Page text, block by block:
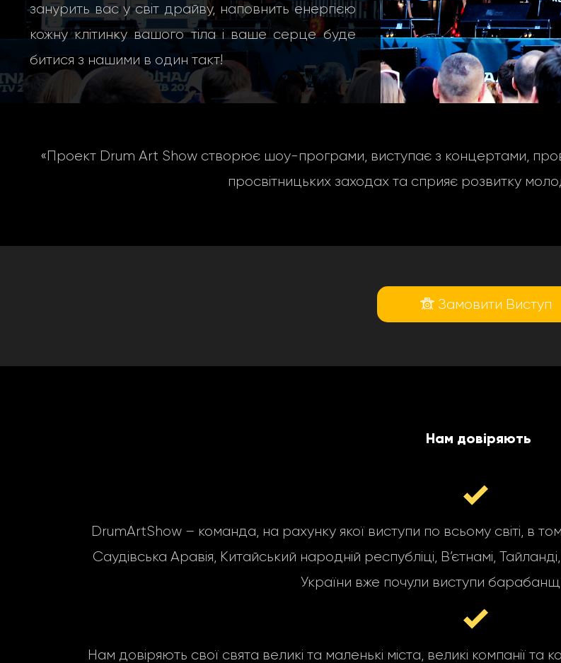
занурить вас у світ драйву, наповнить енергією
кожну клітинку вашого тіла і ваше серце буде
битися з нашими в один такт!
«Проект Drum Art Show створює шоу-програми, виступає з концертами,
просвітницьких заходах та сприяє розвитку
Замовити Виступ
Нам довіряють
DrumArtShow – команда, на рахунку якої виступи по всьому світі, в
Саудівська Аравія, Китайський народній республіці, В’єтнамі, Тайланді,
України вже почули виступи
Нам довіряють свої свята великі та маленькі міста, великі компанії